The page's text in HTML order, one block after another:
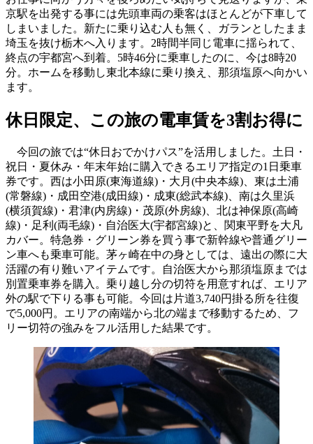
京駅を出発する事には先頭車両の乗客はほとんどが下車して
しまいました。新たに乗り込む人も無く、ガランとしたまま
埼玉を抜け栃木へ入ります。2時間半同じ電車に揺られて、
終点の宇都宮へ到着。5時46分に乗車したのに、今は8時20
分。ホームを移動し東北本線に乗り換え、那須塩原へ向かい
ます。
休日限定、この旅の電車賃を3割お得に
今回の旅では“休日おでかけパス”を活用しました。土日・
祝日・夏休み・年末年始に購入できるエリア指定の1日乗車
券です。西は小田原(東海道線)・大月(中央本線)、東は土浦
(常磐線)・成田空港(成田線)・成東(総武本線)、南は久里浜
(横須賀線)・君津(内房線)・茂原(外房線)、北は神保原(高崎
線)・足利(両毛線)・自治医大(宇都宮線)と、関東平野を大凡
カバー。特急券・グリーン券を買う事で新幹線や普通グリー
ン車へも乗車可能。茅ヶ崎在中の身としては、遠出の際に大
活躍の有り難いアイテムです。自治医大から那須塩原までは
別置乗車券を購入。乗り越し分の切符を用意すれば、エリア
外の駅で下りる事も可能。今回は片道3,740円掛る所を往復
で5,000円。エリアの南端から北の端まで移動するため、フ
リー切符の強みをフル活用した結果です。